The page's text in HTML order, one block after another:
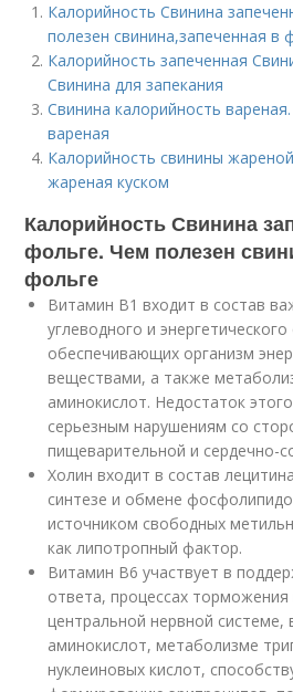
Калорийность Свинина
полезен свинина,запеченная в
Калорийность запеченная
Свинина для запекания
Свинина калорийность
вареная
Калорийность свинины
жареная куском
Калорийность Свинина
фольге. Чем полезен
фольге
Витамин В1 входит в состав
углеводного и
обеспечивающих организм
веществами, а также
аминокислот. Недостаток
серьезным нарушениям со
пищеварительной и сердечно-
Холин входит в состав
синтезе и обмене
источником свободных
как липотропный фактор.
Витамин В6 участвует в
ответа, процессах
центральной нервной системе,
аминокислот, метаболизме
нуклеиновых кислот,